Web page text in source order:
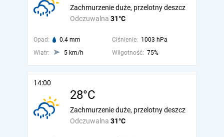
Odczuwalna 31°C
Zachmurzenie duże, przelotny deszcz
Opad: 0.4 mm Ciśnienie: 1003 hPa
Wiatr:
5 km/h Wilgotność: 75%
14:00
28°C
Odczuwalna 31°C
Zachmurzenie duże, przelotny deszcz